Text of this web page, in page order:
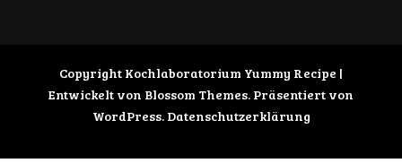
Copyright Kochlaboratorium Yummy Recipe |
Entwickelt von Blossom Themes. Präsentiert von
WordPress. Datenschutzerklärung